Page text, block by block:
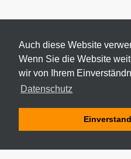
Auch diese Website
Wenn Sie die Website
wir von Ihrem
Datenschutz
© 2026 ODEKI - ALLE